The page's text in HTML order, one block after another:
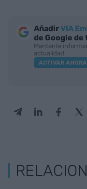
AñadirVIA
de Google
Mantente
actualidad
ACTIVAR AHORA